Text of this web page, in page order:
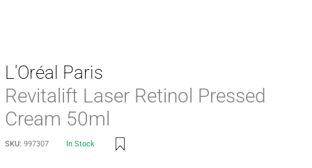
L'Oréal Paris
Revitalift Laser Retinol Pressed
Cream 50ml
SKU: 997307 In Stock